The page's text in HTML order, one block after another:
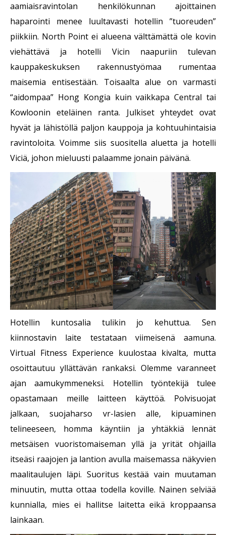
aamiaisravintolan henkilökunnan ajoittainen
haparointi menee luultavasti hotellin ”tuoreuden”
piikkiin. North Point ei alueena välttämättä ole kovin
viehättävä ja hotelli Vicin naapuriin tulevan
kauppakeskuksen rakennustyömaa rumentaa
maisemia entisestään. Toisaalta alue on varmasti
“aidompaa” Hong Kongia kuin vaikkapa Central tai
Kowloonin eteläinen ranta. Julkiset yhteydet ovat
hyvät ja lähistöllä paljon kauppoja ja kohtuuhintaisia
ravintoloita. Voimme siis suositella aluetta ja hotelli
Viciä, johon mieluusti palaamme jonain päivänä.
Hotellin kuntosalia tulikin jo kehuttua. Sen
kiinnostavin laite testataan viimeisenä aamuna.
Virtual Fitness Experience kuulostaa kivalta, mutta
osoittautuu yllättävän rankaksi. Olemme varanneet
ajan aamukymmeneksi. Hotellin työntekijä tulee
opastamaan meille laitteen käyttöä. Polvisuojat
jalkaan, suojaharso vr-lasien alle, kipuaminen
telineeseen, homma käyntiin ja yhtäkkiä lennät
metsäisen vuoristomaiseman yllä ja yrität ohjailla
itseäsi raajojen ja lantion avulla maisemassa näkyvien
maalitaulujen läpi. Suoritus kestää vain muutaman
minuutin, mutta ottaa todella koville. Nainen selviää
kunnialla, mies ei hallitse laitetta eikä kroppaansa
lainkaan.